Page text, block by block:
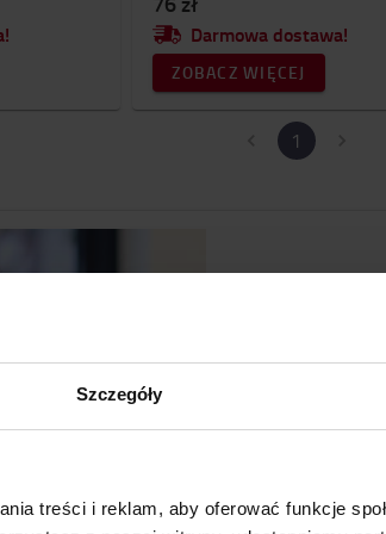
Szczegóły
treści i reklam, aby oferować funkcje
Darmowa dostawa!
ZOBACZ WIĘCEJ
1